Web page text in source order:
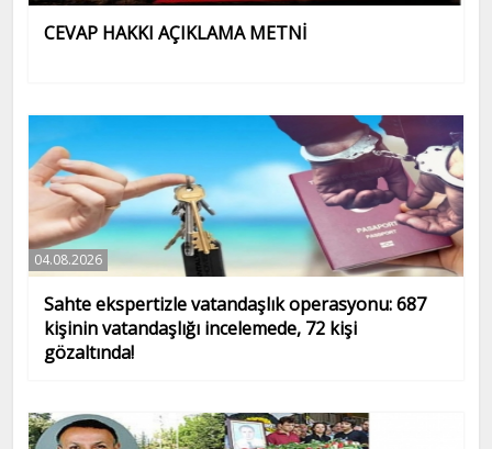
CEVAP HAKKI AÇIKLAMA METNİ
04.08.2026
Sahte ekspertizle vatandaşlık operasyonu: 687
kişinin vatandaşlığı incelemede, 72 kişi
gözaltında!